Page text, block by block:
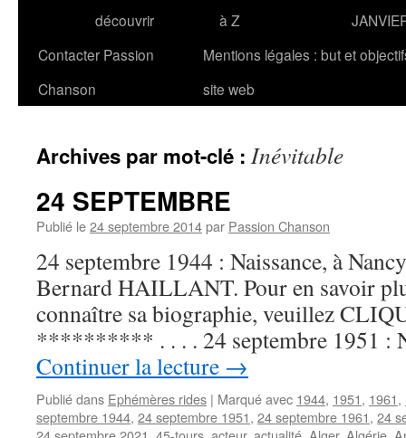
découvrir
à Z
Contacter Passion
Chanson
Mentions légales : but et
site web
Archives par mot-clé : Inévitable
24 SEPTEMBRE
Publié le24 septembre 2014par Passion Chanson
24 septembre 1944 : Naissance, à
Bernard HAILLANT. Pour en savoir
connaître sa biographie, veuillez
********** . . . . 24 septembre 1951 :
Continuer la lecture →
Publié dans Ephémères rides | Marqué avec 1944, 1951, 1961,
septembre 1944, 24 septembre 1951, 24 septembre 1961, 24